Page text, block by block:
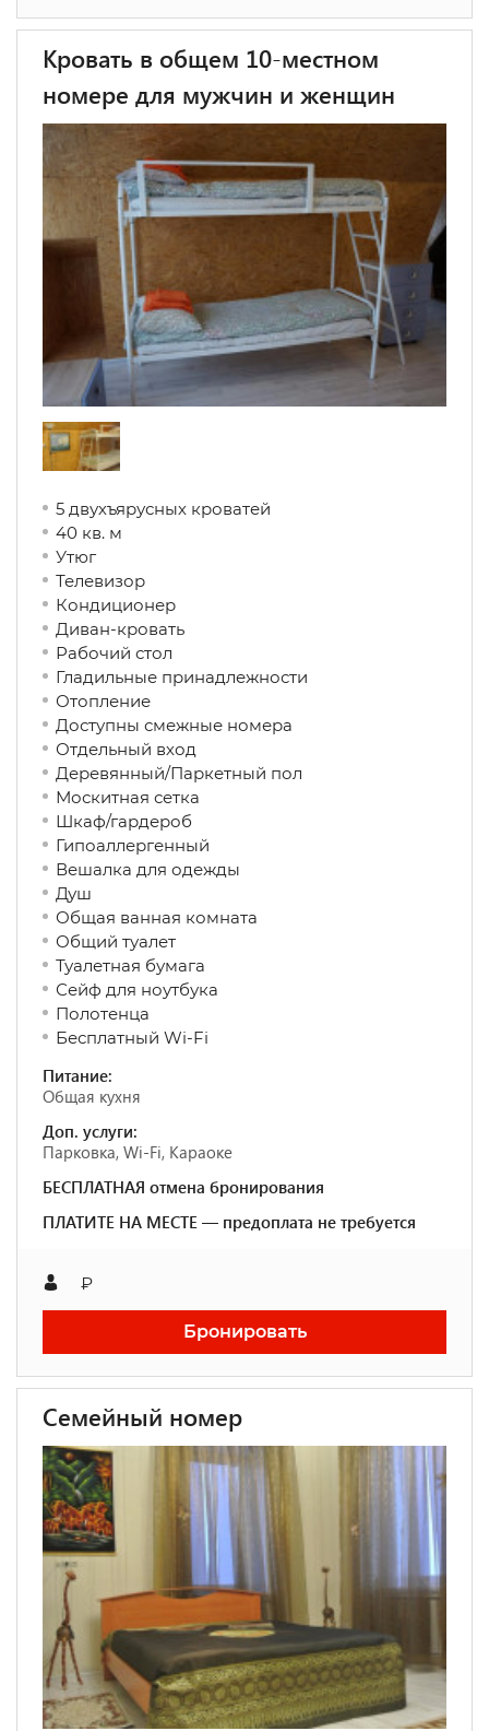
Кровать в общем 10-местном
номере для мужчин и женщин
5 двухъярусных кроватей
40 кв. м
Утюг
Телевизор
Кондиционер
Диван-кровать
Рабочий стол
Гладильные принадлежности
Отопление
Доступны смежные номера
Отдельный вход
Деревянный/Паркетный пол
Москитная сетка
Шкаф/гардероб
Гипоаллергенный
Вешалка для одежды
Душ
Общая ванная комната
Общий туалет
Туалетная бумага
Сейф для ноутбука
Полотенца
Бесплатный Wi-Fi
Питание:
Общая кухня
Доп. услуги:
Парковка, Wi-Fi, Караоке
БЕСПЛАТНАЯ отмена бронирования
ПЛАТИТЕ НА МЕСТЕ — предоплата не требуется
₽
Бронировать
Семейный номер